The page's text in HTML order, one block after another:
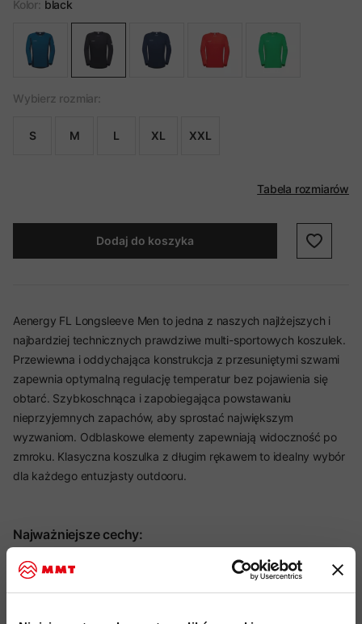
Kolor: black
Wybierz rozmiar:
S M L XL XXL
Tabela rozmiarów
Dodaj do koszyka
Aenergy FL Longsleeve Men to jedna z naszych najlżejszych i
najbardziej technicznych prawdziwe multi-sportowych koszulek.
Przewiewna i oddychająca konstrukcja z przesuniętymi szwami
zapewnia optymalną regulację temperatur bez pojawienia się
obtarć. Szybkoschnąca i zapobiegająca powstawaniu
nieprzyjemnych zapachów, aby sprostać największym
wyzwaniom. Odblaskowe elementy zapewniają widoczność po
zmroku. Klasyczna koszulka z długim rękawem to idealny wybór
dla każdego entuzjasty outdooru.
Najważniejsze cechy:
idealny produkt do:
Alpinizm, Trail Running, Skitouring,